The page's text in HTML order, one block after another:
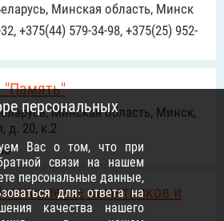
Минская область, Минск
+375(44) 579-34-98, +375(25) 952-
"Память"
Минская область, Минск,
д. 20, к.2
памятников и
персональных
Вас о том, что при
связи на нашем
персональные данные,
для: ответа на
качества нашего